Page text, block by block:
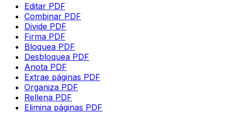
Editar PDF
Combinar PDF
Divide PDF
Firma PDF
Bloquea PDF
Desbloquea PDF
Anota PDF
Extrae páginas PDF
Organiza PDF
Rellena PDF
Elimina páginas PDF